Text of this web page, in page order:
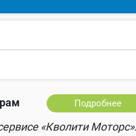
Подробнее
«Кволити Моторс».